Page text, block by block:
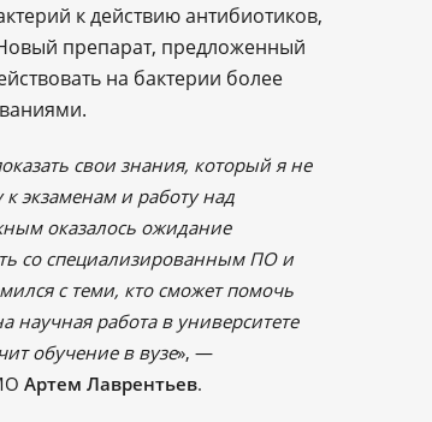
к действию антибиотиков,
препарат, предложенный
на бактерии более
свои знания, который я не
экзаменам и работу над
оказалось ожидание
со специализированным ПО и
с теми, кто сможет помочь
научная работа в университете
обучение в вузе», —
Артем Лаврентьев.